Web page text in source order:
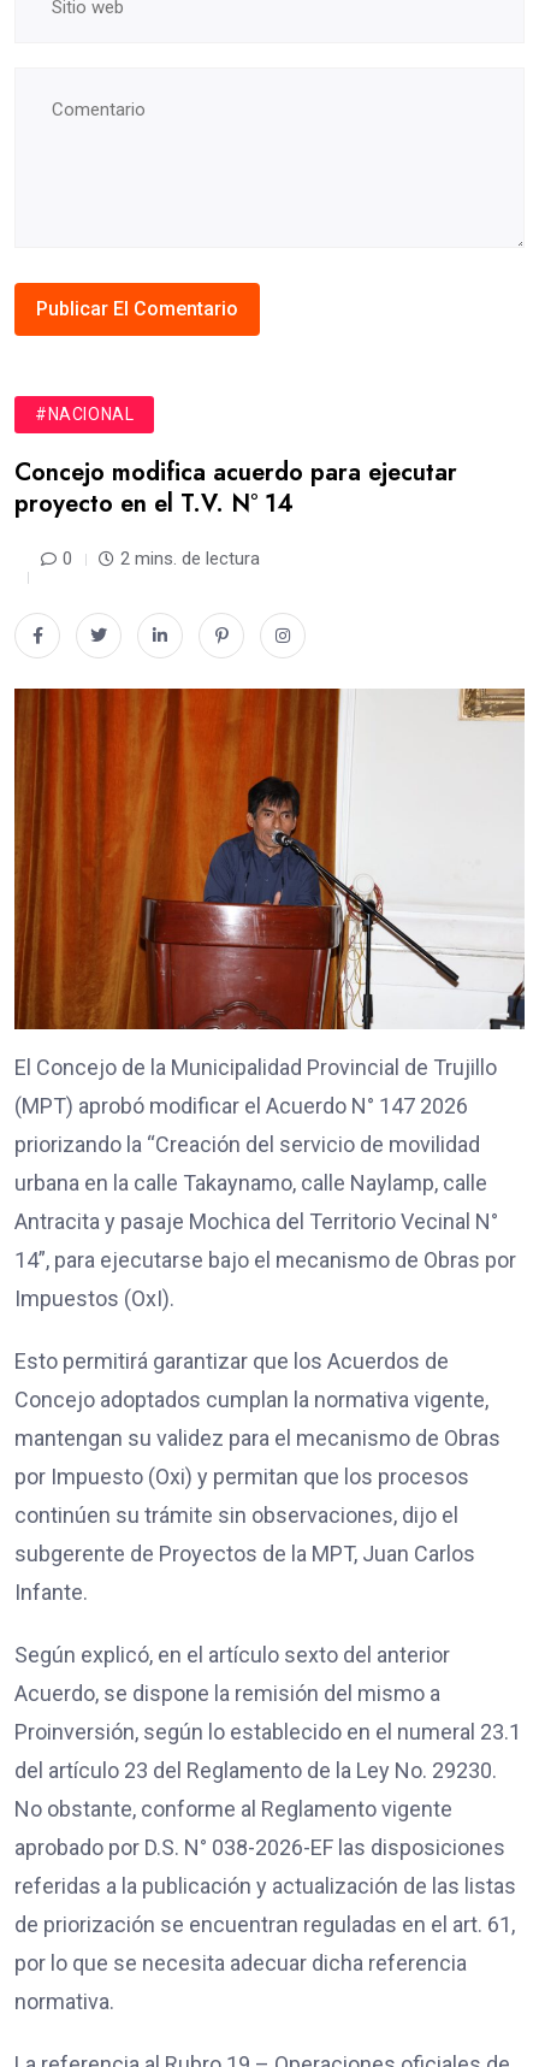
#NACIONAL
Concejo modifica acuerdo para ejecutar
proyecto en el T.V. N° 14
0 2 mins. de lectura
El Concejo de la Municipalidad Provincial de Trujillo
(MPT) aprobó modificar el Acuerdo N° 147 2026
priorizando la “Creación del servicio de movilidad
urbana en la calle Takaynamo, calle Naylamp, calle
Antracita y pasaje Mochica del Territorio Vecinal N°
14”, para ejecutarse bajo el mecanismo de Obras por
Impuestos (OxI).
Esto permitirá garantizar que los Acuerdos de
Concejo adoptados cumplan la normativa vigente,
mantengan su validez para el mecanismo de Obras
por Impuesto (Oxi) y permitan que los procesos
continúen su trámite sin observaciones, dijo el
subgerente de Proyectos de la MPT, Juan Carlos
Infante.
Según explicó, en el artículo sexto del anterior
Acuerdo, se dispone la remisión del mismo a
Proinversión, según lo establecido en el numeral 23.1
del artículo 23 del Reglamento de la Ley No. 29230.
No obstante, conforme al Reglamento vigente
aprobado por D.S. N° 038-2026-EF las disposiciones
referidas a la publicación y actualización de las listas
de priorización se encuentran reguladas en el art. 61,
por lo que se necesita adecuar dicha referencia
normativa.